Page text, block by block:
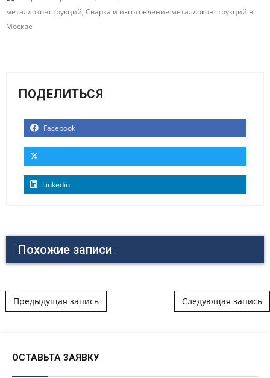
металлоконструкций, Сварка и изготовление металлоконструкций в
Москве
ПОДЕЛИТЬСЯ
Facebook
Linkedin
Похожие записи
Post navigation
Предыдущая запись Следующая запись
ОСТАВЬТА ЗАЯВКУ